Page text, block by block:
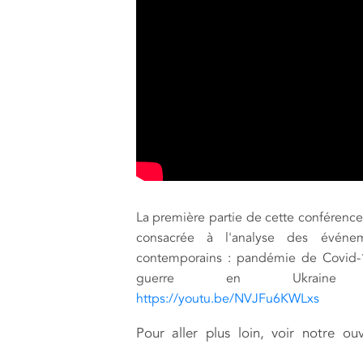
La première partie de cette
consacrée à l'analyse des
contemporains : pandémie de
guerre en
https://youtu.be/NVJFu6KWLxs
Pour aller plus loin, voir notre